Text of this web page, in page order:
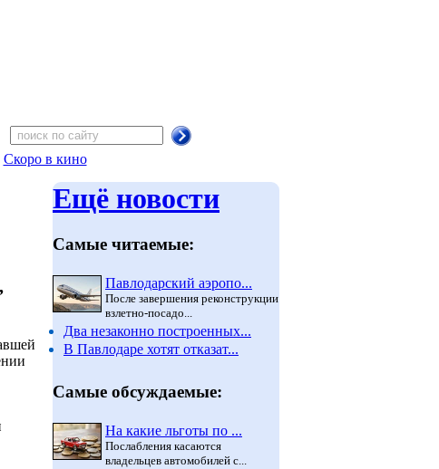
Скоро в кино
Ещё новости
Самые читаемые:
Павлодарский аэропо...
После завершения реконструкции
взлетно-посадо...
Два незаконно построенных...
В Павлодаре хотят отказат...
Самые обсуждаемые:
На какие льготы по ...
Послабления касаются
владельцев автомобилей с...